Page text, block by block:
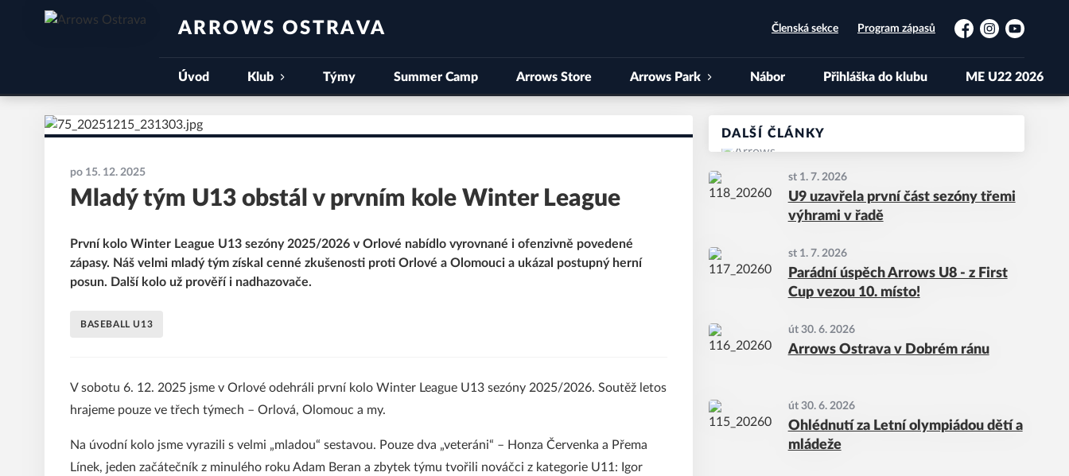
ARROWS OSTRAVA Členská sekce Program zápasů
FacebookInstagramYouTube
Úvod Klub Týmy Summer Camp Arrows Store Arrows Park Nábor Přihláška do klubu ME U22 2026
DALŠÍ ČLÁNKY
st 1. 7. 2026
U9 uzavřela první část sezóny třemi
výhrami v řadě
st 1. 7. 2026
Parádní úspěch Arrows U8 - z First
Cup vezou 10. místo!
út 30. 6. 2026
Arrows Ostrava v Dobrém ránu
út 30. 6. 2026
Ohlédnutí za Letní olympiádou dětí a
mládeže
po 15. 12. 2025
Mladý tým U13 obstál v prvním kole Winter League
První kolo Winter League U13 sezóny 2025/2026 v Orlové nabídlo vyrovnané i ofenzivně povedené
zápasy. Náš velmi mladý tým získal cenné zkušenosti proti Orlové a Olomouci a ukázal postupný herní
posun. Další kolo už prověří i nadhazovače.
BASEBALL U13
V sobotu 6. 12. 2025 jsme v Orlové odehráli první kolo Winter League U13 sezóny 2025/2026. Soutěž letos
hrajeme pouze ve třech týmech – Orlová, Olomouc a my.
Na úvodní kolo jsme vyrazili s velmi „mladou“ sestavou. Pouze dva „veteráni“ – Honza Červenka a Přema
Línek, jeden začátečník z minulého roku Adam Beran a zbytek týmu tvořili nováčci z kategorie U11: Igor